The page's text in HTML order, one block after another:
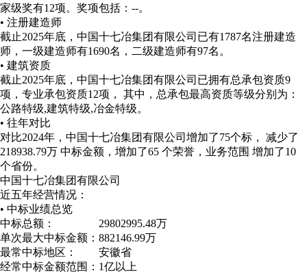
家级奖有12项。 奖项包括：--。
• 注册建造师
截止2025年底，中国十七冶集团有限公司已有1787名注册建造
师，一级建造师有1690名，二级建造师有97名。
• 建筑资质
截止2025年底，中国十七冶集团有限公司已拥有总承包资质9
项，专业承包资质12项， 其中，总承包最高资质等级分别为：
公路特级,建筑特级,冶金特级。
• 往年对比
对比2024年，中国十七冶集团有限公司增加了75个标， 减少了
218938.79万 中标金额，增加了65 个荣誉，业务范围 增加了10
个省份。
中国十七冶集团有限公司
近五年经营情况：
• 中标业绩总览
中标总额：
29802995.48万
单次最大中标金额： 882146.99万
最常中标地区：
安徽省
经常中标金额范围： 1亿以上